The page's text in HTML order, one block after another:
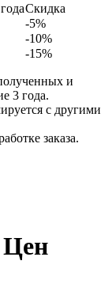
Скидка
-5%
-10%
-15%
и
3 года.
с другими
заказа.